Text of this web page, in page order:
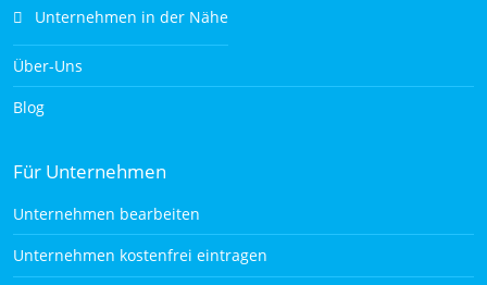
Unternehmen in der Nähe
Über-Uns
Blog
Für Unternehmen
Unternehmen bearbeiten
Unternehmen kostenfrei eintragen